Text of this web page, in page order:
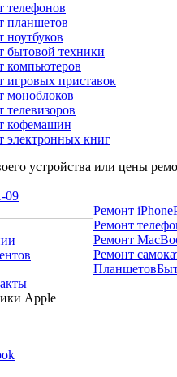
телефонов
планшетов
ноутбуков
бытовой техники
компьютеров
игровых приставок
моноблоков
телевизоров
кофемашин
электронных книг
устройства или цены
09
Ремонт iPhone
Ремонт
Ремонт
Ремонт
Планшетов
Apple